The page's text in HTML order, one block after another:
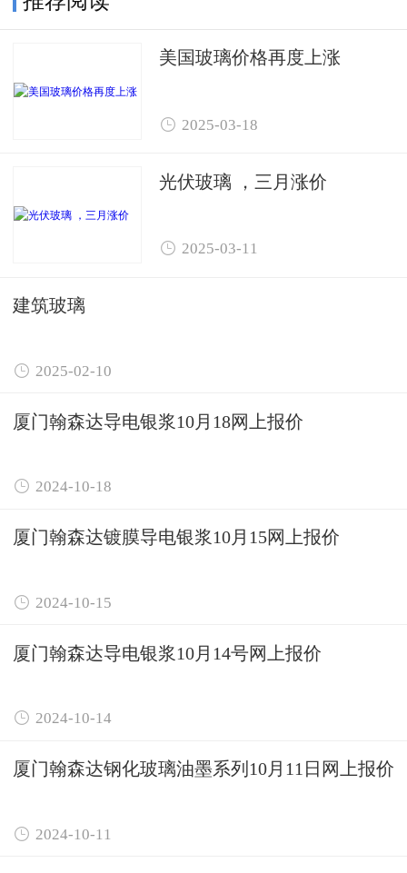
美国玻璃价格再度上涨
 2025-03-18
光伏玻璃 ，三月涨价
 2025-03-11
建筑玻璃
 2025-02-10
厦门翰森达导电银浆10月18网上报价
 2024-10-18
厦门翰森达镀膜导电银浆10月15网上报价
 2024-10-15
厦门翰森达导电银浆10月14号网上报价
 2024-10-14
厦门翰森达钢化玻璃油墨系列10月11日网上报价
 2024-10-11